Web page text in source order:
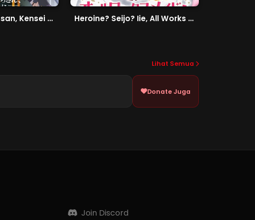
Katainaka no Ossan, Kensei ni Naru II Heroine? Seijo? Iie, All Works Maid desu (Hokori)!
Lihat Semua
Donate Juga
Join Discord